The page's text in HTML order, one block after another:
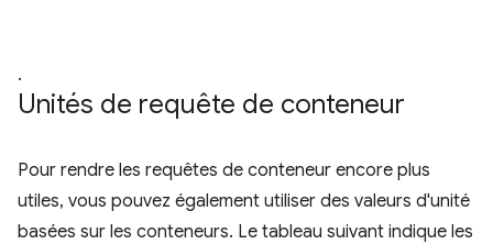
.
Unités de requête de conteneur
Pour rendre les requêtes de conteneur encore plus
utiles, vous pouvez également utiliser des valeurs d'unité
basées sur les conteneurs. Le tableau suivant indique les